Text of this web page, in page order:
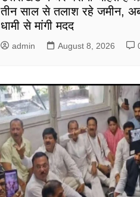
तीन साल से तलाश रहे जमीन,
धामी से मांगी मदद
admin August 8, 2026